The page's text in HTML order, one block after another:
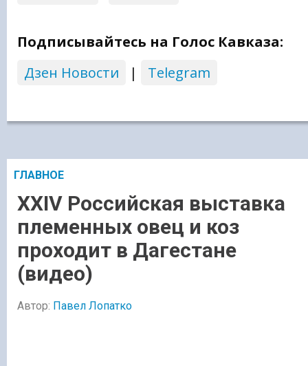
Подписывайтесь на Голос Кавказа:
Дзен Новости
| Telegram
ГЛАВНОЕ
XXIV Российская выставка
племенных овец и коз
проходит в Дагестане
(видео)
Автор: Павел Лопатко